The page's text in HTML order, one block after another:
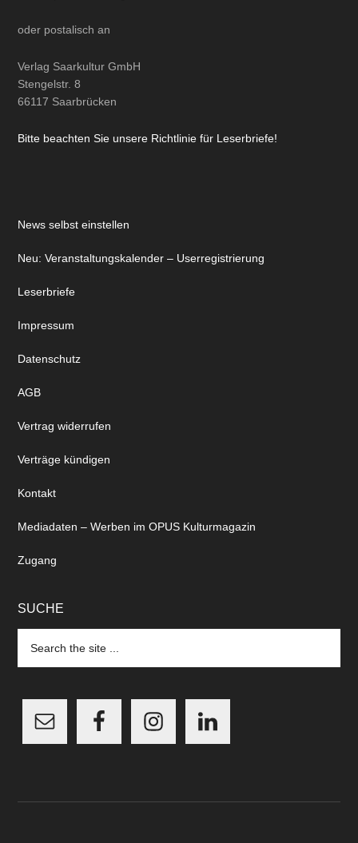
oder postalisch an
Verlag Saarkultur GmbH
Stengelstr. 8
66117 Saarbrücken
Bitte beachten Sie unsere Richtlinie für Leserbriefe!
News selbst einstellen
Neu: Veranstaltungskalender – Userregistrierung
Leserbriefe
Impressum
Datenschutz
AGB
Vertrag widerrufen
Verträge kündigen
Kontakt
Mediadaten – Werben im OPUS Kulturmagazin
Zugang
SUCHE
the